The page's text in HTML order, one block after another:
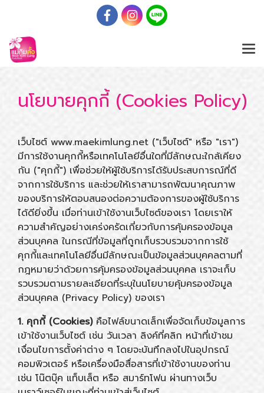
นโยบายคุกกี้ (Cookies Policy)
เว็บไซต์ www.maekimlung.net ("เว็บไซต์" หรือ "เรา")
มีการใช้งานคุกกี้หรือเทคโนโลยีอื่นใดที่มีลักษณะใกล้เคียง
กัน ("คุกกี้") เพื่อช่วยให้ผู้ใช้บริการได้รับประสบการณ์ที่ดี
จากการใช้บริการ และช่วยให้เราสามารถพัฒนาคุณภาพ
ของบริการให้ตอบสนองต่อความต้องการของผู้ใช้บริการ
ได้ดียิ่งขึ้น เมื่อท่านเข้าใช้งานเว็บไซต์ของเรา โดยเราให้
ความสำคัญอย่างเคร่งครัดเกี่ยวกับการคุ้มครองข้อมูล
ส่วนบุคคล ในกรณีที่ข้อมูลที่ถูกเก็บรวบรวมจากการใช้
คุกกี้และเทคโนโลยีอื่นมีลักษณะเป็นข้อมูลส่วนบุคคลตามที่
กฎหมายว่าด้วยการคุ้มครองข้อมูลส่วนบุคคล เราจะเก็บ
รวบรวมตามรายละเอียดที่ระบุในนโยบายคุ้มครองข้อมูล
ส่วนบุคคล (Privacy Policy) ของเรา
1. คุกกี้ (Cookies)คือไฟล์ขนาดเล็กเพื่อจัดเก็บข้อมูลการ
เข้าใช้งานเว็บไซต์ เช่น วันเวลา ลิงค์ที่คลิก หน้าที่เข้าชม
เงื่อนไขการตั้งค่าต่าง ๆ โดยจะบันทึกลงไปในอุปกรณ์
คอมพิวเตอร์ หรือเครื่องมือสื่อสารที่เข้าใช้งานของท่าน
เช่น โน๊ตบุ๊ค แท็บเล็ต หรือ สมาร์ทโฟน ผ่านทางเว็บ